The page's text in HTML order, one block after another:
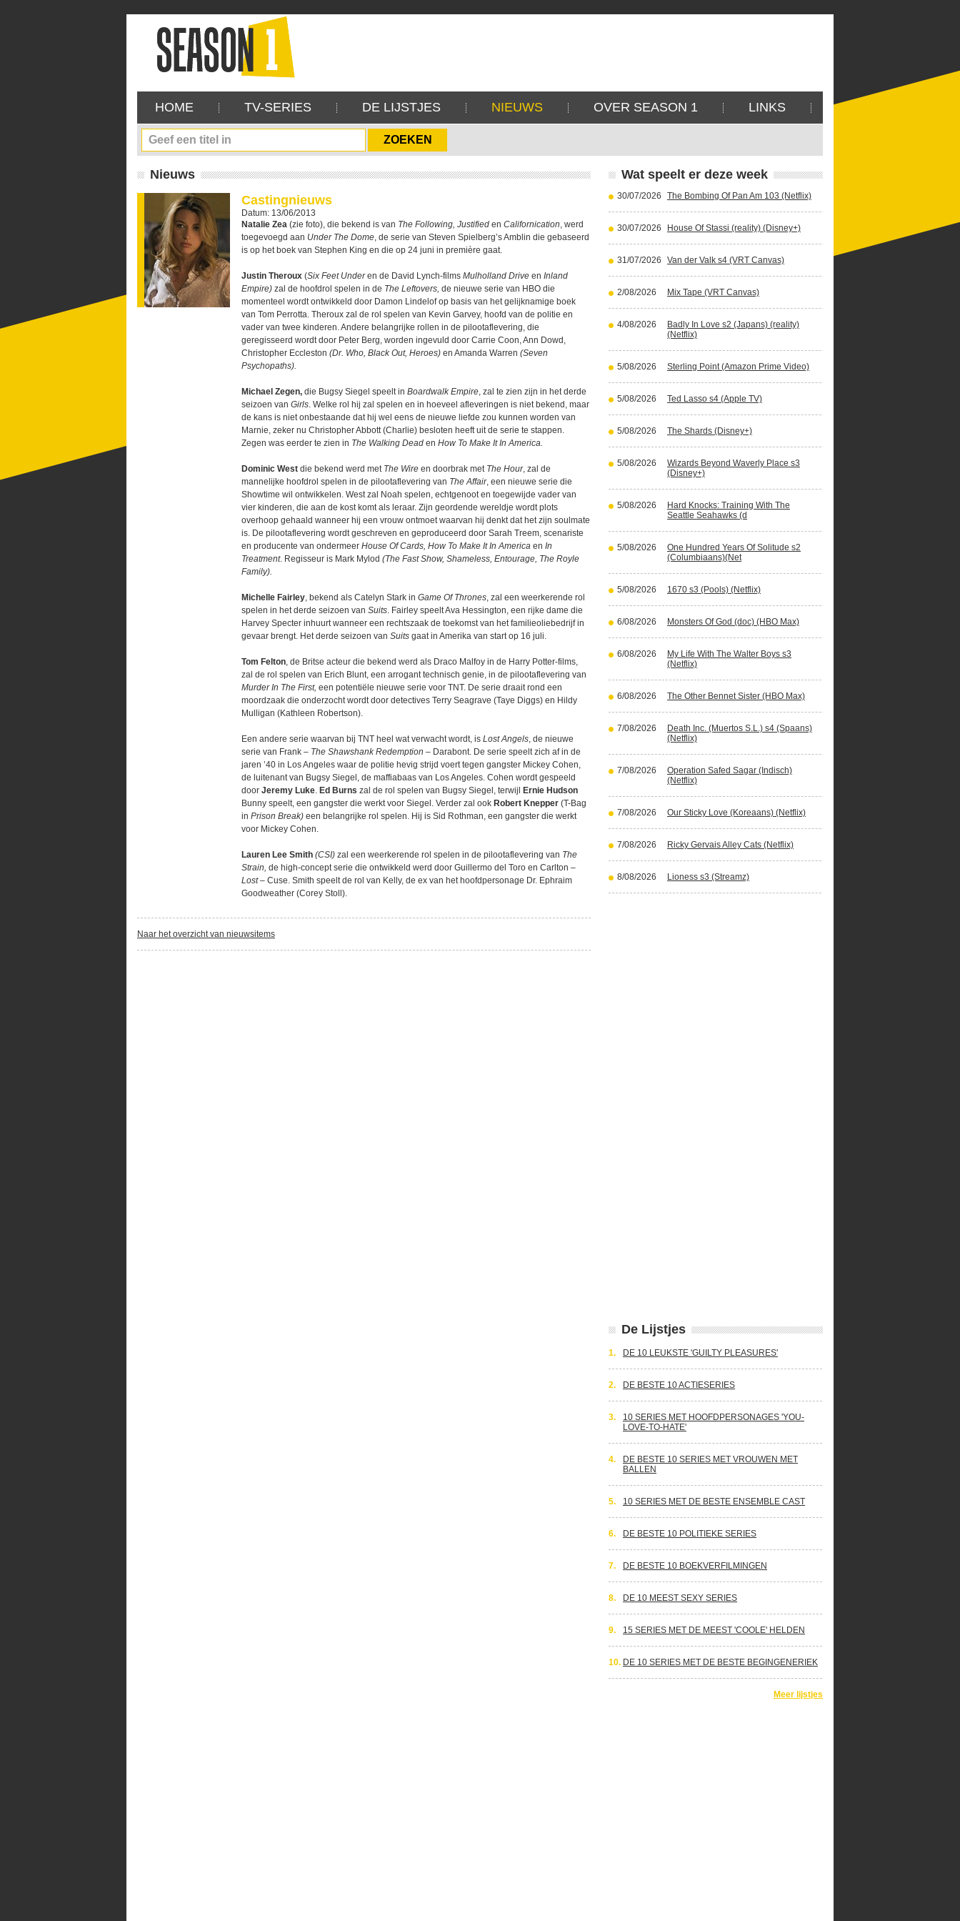
HOME TV-SERIES DE LIJSTJES NIEUWS OVER SEASON 1 LINKS
Nieuws
Castingnieuws
Datum: 13/06/2013
Natalie Zea (zie foto), die bekend is van The Following, Justified en Californication, werd
toegevoegd aan Under The Dome, de serie van Steven Spielberg’s Amblin die gebaseerd
is op het boek van Stephen King en die op 24 juni in première gaat.
Justin Theroux (Six Feet Underen de David Lynch-films Mulholland Drive en Inland
Empire) zal de hoofdrol spelen in de The Leftovers, de nieuwe serie van HBO die
momenteel wordt ontwikkeld door Damon Lindelof op basis van het gelijknamige boek
van Tom Perrotta. Theroux zal de rol spelen van Kevin Garvey, hoofd van de politie en
vader van twee kinderen. Andere belangrijke rollen in de pilootaflevering, die
geregisseerd wordt door Peter Berg, worden ingevuld door Carrie Coon, Ann Dowd,
Christopher Eccleston (Dr. Who, Black Out, Heroes) en Amanda Warren (Seven
Psychopaths).
Michael Zegen, die Bugsy Siegel speelt in Boardwalk Empire, zal te zien zijn in het derde
seizoen van Girls. Welke rol hij zal spelen en in hoeveel afleveringen is niet bekend, maar
de kans is niet onbestaande dat hij wel eens de nieuwe liefde zou kunnen worden van
Marnie, zeker nu Christopher Abbott (Charlie) besloten heeft uit de serie te stappen.
Zegen was eerder te zien in The Walking Dead en How To Make It In America.
Dominic West die bekend werd met The Wire en doorbrak met The Hour, zal de
mannelijke hoofdrol spelen in de pilootaflevering van The Affair, een nieuwe serie die
Showtime wil ontwikkelen. West zal Noah spelen, echtgenoot en toegewijde vader van
vier kinderen, die aan de kost komt als leraar. Zijn geordende wereldje wordt plots
overhoop gehaald wanneer hij een vrouw ontmoet waarvan hij denkt dat het zijn soulmate
is. De pilootaflevering wordt geschreven en geproduceerd door Sarah Treem, scenariste
en producente van ondermeer House Of Cards, How To Make It In America en In
Treatment. Regisseur is Mark Mylod (The Fast Show, Shameless, Entourage, The Royle
Family).
Michelle Fairley, bekend als Catelyn Stark in Game Of Thrones, zal een weerkerende rol
spelen in het derde seizoen van Suits. Fairley speelt Ava Hessington, een rijke dame die
Harvey Specter inhuurt wanneer een rechtszaak de toekomst van het familieoliebedrijf in
gevaar brengt. Het derde seizoen van Suits gaat in Amerika van start op 16 juli.
Tom Felton, de Britse acteur die bekend werd als Draco Malfoy in de Harry Potter-films,
zal de rol spelen van Erich Blunt, een arrogant technisch genie, in de pilootaflevering van
Murder In The First, een potentiële nieuwe serie voor TNT. De serie draait rond een
moordzaak die onderzocht wordt door detectives Terry Seagrave (Taye Diggs) en Hildy
Mulligan (Kathleen Robertson).
Een andere serie waarvan bij TNT heel wat verwacht wordt, is Lost Angels, de nieuwe
serie van Frank – The Shawshank Redemption – Darabont. De serie speelt zich af in de
jaren ’40 in Los Angeles waar de politie hevig strijd voert tegen gangster Mickey Cohen,
de luitenant van Bugsy Siegel, de maffiabaas van Los Angeles. Cohen wordt gespeeld
door Jeremy Luke. Ed Burns zal de rol spelen van Bugsy Siegel, terwijl
Ernie Hudson
Bunny speelt, een gangster die werkt voor Siegel. Verder zal ook Robert Knepper (T-Bag
in Prison Break) een belangrijke rol spelen. Hij is Sid Rothman, een gangster die werkt
voor Mickey Cohen.
Lauren Lee Smith (CSI) zal een weerkerende rol spelen in de pilootaflevering van The
Strain, de high-concept serie die ontwikkeld werd door Guillermo del Toro en Carlton –
Lost– Cuse. Smith speelt de rol van Kelly, de ex van het hoofdpersonage Dr. Ephraim
Goodweather (Corey Stoll).
Naar het overzicht van nieuwsitems
Wat speelt er deze week
30/07/2026 The Bombing Of Pan Am 103 (Netflix)
30/07/2026 House Of Stassi (reality) (Disney+)
31/07/2026 Van der Valk s4 (VRT Canvas)
2/08/2026 Mix Tape (VRT Canvas)
4/08/2026
Badly In Love s2 (Japans) (reality)
(Netflix)
5/08/2026 Sterling Point (Amazon Prime Video)
5/08/2026 Ted Lasso s4 (Apple TV)
5/08/2026 The Shards (Disney+)
5/08/2026
Wizards Beyond Waverly Place s3
(Disney+)
5/08/2026
Hard Knocks: Training With The
Seattle Seahawks (d
5/08/2026
One Hundred Years Of Solitude s2
(Columbiaans)(Net
5/08/2026 1670 s3 (Pools) (Netflix)
6/08/2026 Monsters Of God (doc) (HBO Max)
6/08/2026
My Life With The Walter Boys s3
(Netflix)
6/08/2026 The Other Bennet Sister (HBO Max)
7/08/2026
Death Inc. (Muertos S.L.) s4 (Spaans)
(Netflix)
7/08/2026
Operation Safed Sagar (Indisch)
(Netflix)
7/08/2026 Our Sticky Love (Koreaans) (Netflix)
7/08/2026 Ricky Gervais Alley Cats (Netflix)
8/08/2026 Lioness s3 (Streamz)
De Lijstjes
1. DE 10 LEUKSTE 'GUILTY PLEASURES'
2. DE BESTE 10 ACTIESERIES
3.
10 SERIES MET HOOFDPERSONAGES 'YOU-
LOVE-TO-HATE'
4.
DE BESTE 10 SERIES MET VROUWEN MET
BALLEN
5. 10 SERIES MET DE BESTE ENSEMBLE CAST
6. DE BESTE 10 POLITIEKE SERIES
7. DE BESTE 10 BOEKVERFILMINGEN
8. DE 10 MEEST SEXY SERIES
9. 15 SERIES MET DE MEEST 'COOLE' HELDEN
10. DE 10 SERIES MET DE BESTE BEGINGENERIEK
Meer lijstjes